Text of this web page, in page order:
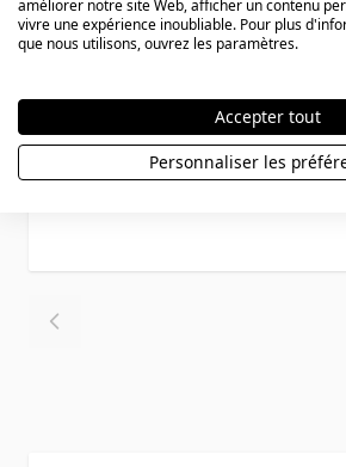
Bague acier
37,90 €
améliorer notre site Web, afficher un contenu
vivre une expérience inoubliable. Pour plus
que nous utilisons, ouvrez les paramètres.
Accepter tout
Personnaliser les